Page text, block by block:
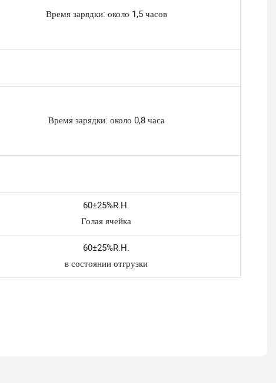
Время зарядки: около 1,5 часов
Время зарядки: около 0,8 часа
60±25%R.H.
Голая ячейка
60±25%R.H.
в состоянии отгрузки